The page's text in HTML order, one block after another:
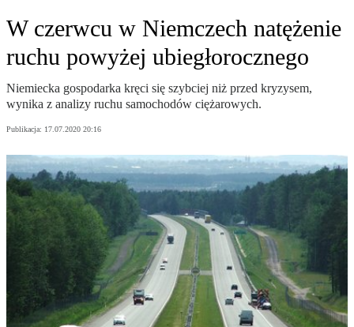
W czerwcu w Niemczech natężenie
ruchu powyżej ubiegłorocznego
Niemiecka gospodarka kręci się szybciej niż przed kryzysem,
wynika z analizy ruchu samochodów ciężarowych.
Publikacja: 17.07.2020 20:16